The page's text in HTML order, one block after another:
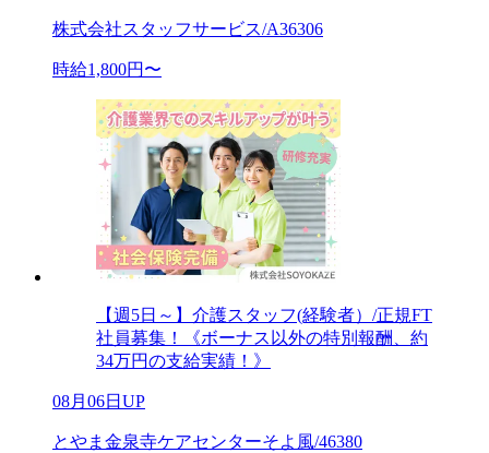
株式会社スタッフサービス/A36306
時給1,800円〜
【週5日～】介護スタッフ(経験者）/正規FT
社員募集！《ボーナス以外の特別報酬、約
34万円の支給実績！》
08月06日UP
とやま金泉寺ケアセンターそよ風/46380